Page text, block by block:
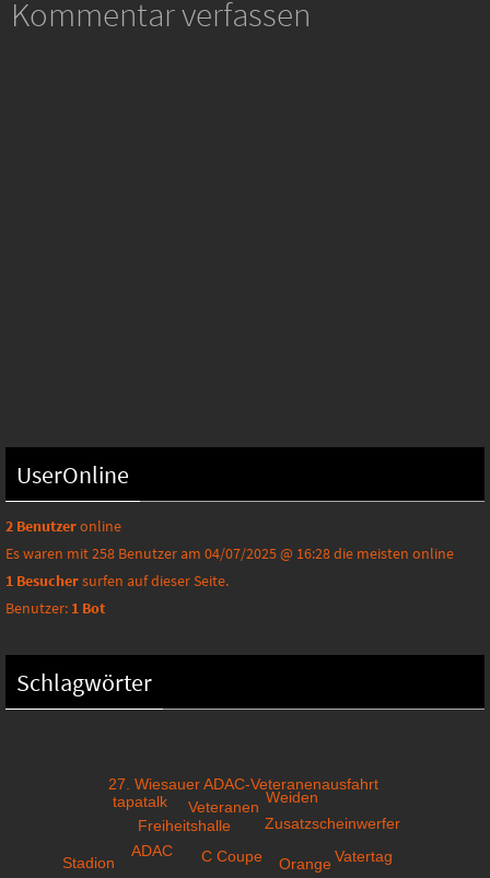
Kommentar verfassen
UserOnline
2 Benutzeronline
Es waren mit 258 Benutzer am 04/07/2025 @ 16:28 die meisten online
1 Besuchersurfen auf dieser Seite.
Benutzer: 1 Bot
Schlagwörter
C Coupe Orange
Zusatzscheinwerfer
ADAC
Freiheitshalle
Veteranen
27. Wiesauer ADAC-Veteranenausfahrt
Vatertag
Weiden
Stadion
tapatalk